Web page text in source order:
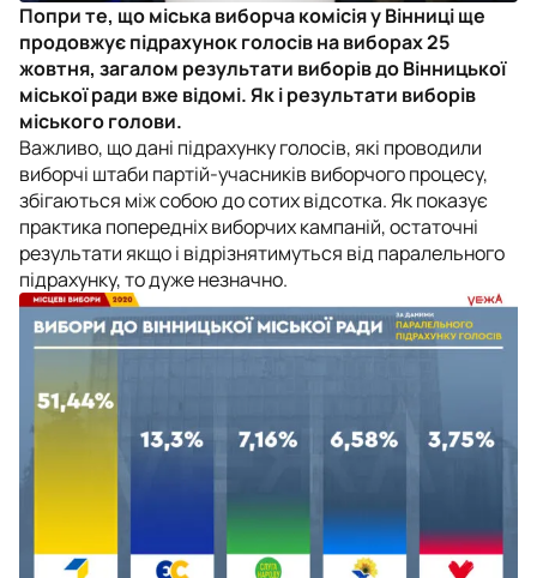
Попри те, що міська виборча комісія у Вінниці ще
продовжує підрахунок голосів на виборах 25
жовтня, загалом результати виборів до Вінницької
міської ради вже відомі. Як і результати виборів
міського голови.
Важливо, що дані підрахунку голосів, які проводили
виборчі штаби партій-учасників виборчого процесу,
збігаються між собою до сотих відсотка. Як показує
практика попередніх виборчих кампаній, остаточні
результати якщо і відрізнятимуться від паралельного
підрахунку, то дуже незначно.